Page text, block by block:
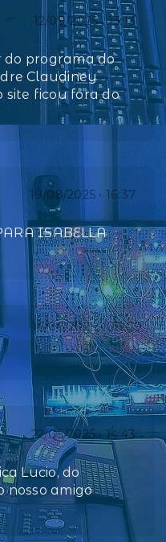
12/09/2025 • 13:13
do programa do
Claudiney
site ficou fora do
19/08/2025 • 16:37
ISABELLA
16/06/2025 • 08:09
22/05/2025 • 14:43
Lucio, do
nosso amigo